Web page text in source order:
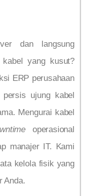
dan langsung
kabel yang kusut?
ERP perusahaan
ujung kabel
Mengurai kabel
operasional
manajer IT. Kami
kelola fisik yang
Anda.